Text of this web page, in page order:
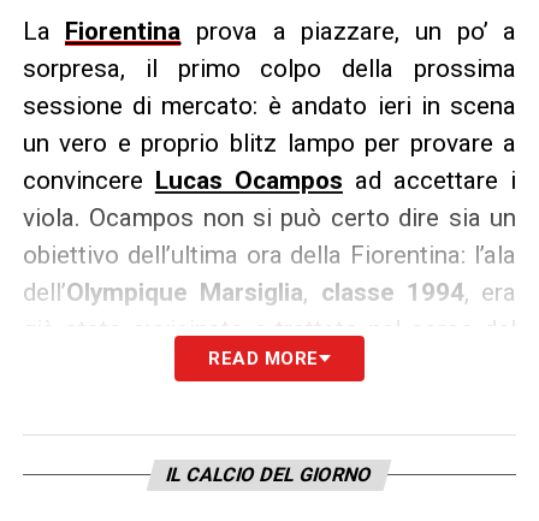
La Fiorentina prova a piazzare, un po’ a
sorpresa, il primo colpo della prossima
sessione di mercato: è andato ieri in scena
un vero e proprio blitz lampo per provare a
convincere Lucas Ocampos ad accettare i
viola. Ocampos non si può certo dire sia un
obiettivo dell’ultima ora della Fiorentina: l’ala
dell’Olympique Marsiglia, classe 1994, era
già stato avvicinato e trattato nel corso del
mercato di gennaio ed era una delle richieste
motivi di tempo e di prezzo, la Fiorentina fu
costretta a desistere, ma qualcosa adesso
READ MORE
IL CALCIO DEL GIORNO